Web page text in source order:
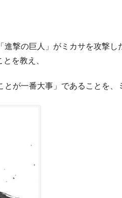
撃の巨人」がミカサを攻撃し
を教え、
が一番大事」であることを、